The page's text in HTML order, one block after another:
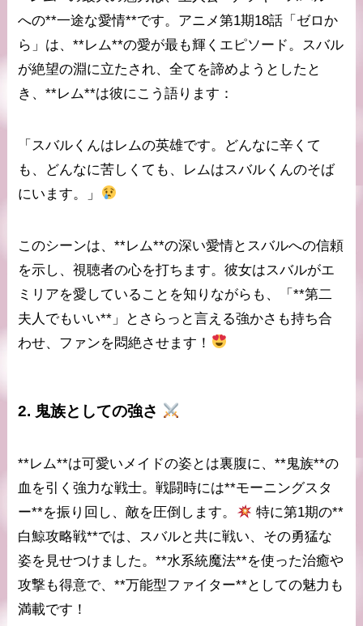
への**一途な愛情**です。アニメ第1期18話「ゼロか
ら」は、**レム**の愛が最も輝くエピソード。スバル
が絶望の淵に立たされ、全てを諦めようとしたと
き、**レム**は彼にこう語ります：
「スバルくんはレムの英雄です。どんなに辛くて
も、どんなに苦しくても、レムはスバルくんのそば
にいます。」
このシーンは、**レム**の深い愛情とスバルへの信頼
を示し、視聴者の心を打ちます。彼女はスバルがエ
ミリアを愛していることを知りながらも、「**第二
夫人でもいい**」とさらっと言える強かさも持ち合
わせ、ファンを悶絶させます！
2. 鬼族としての強さ
**レム**は可愛いメイドの姿とは裏腹に、**鬼族**の
血を引く強力な戦士。戦闘時には**モーニングスタ
ー**を振り回し、敵を圧倒します。
特に第1期の**
白鯨攻略戦**では、スバルと共に戦い、その勇猛な
姿を見せつけました。**水系統魔法**を使った治癒や
攻撃も得意で、**万能型ファイター**としての魅力も
満載です！